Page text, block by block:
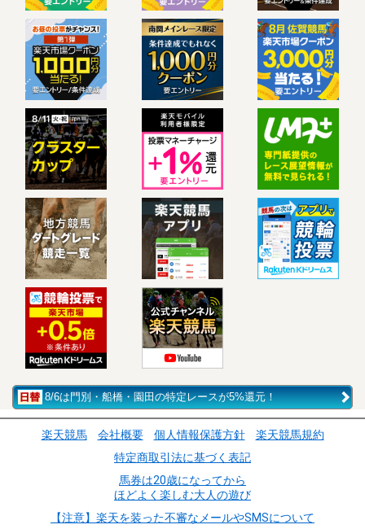
8/6は門別・船橋・園田の特定レースが5%還元！
楽天競馬 会社概要 個人情報保護方針
楽天競馬規約
特定商取引法に基づく表記
馬券は20歳になってから
ほどよく楽しむ大人の遊び
【注意】楽天を装った不審なメールやSMSについて